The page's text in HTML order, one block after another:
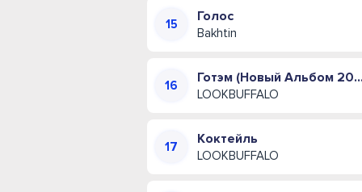
Голос
Bakhtin
Готэм (Новый Альбом 2026)
LOOKBUFFALO
Коктейль
LOOKBUFFALO